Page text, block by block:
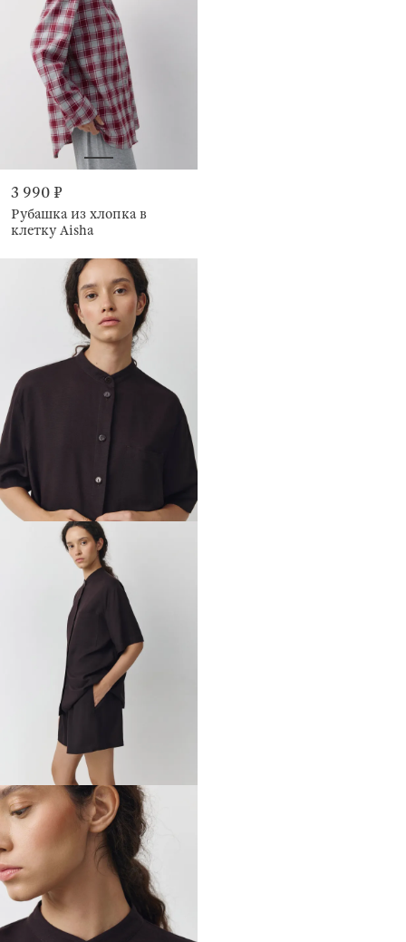
3 990 ₽
Рубашка из хлопка в
клетку Aisha